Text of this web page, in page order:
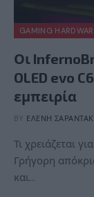
GAMING
Οι
OLED evo
εμπειρία
BY ΕΛΈΝΗ
Τι χρειάζεται
Γρήγορη
και…